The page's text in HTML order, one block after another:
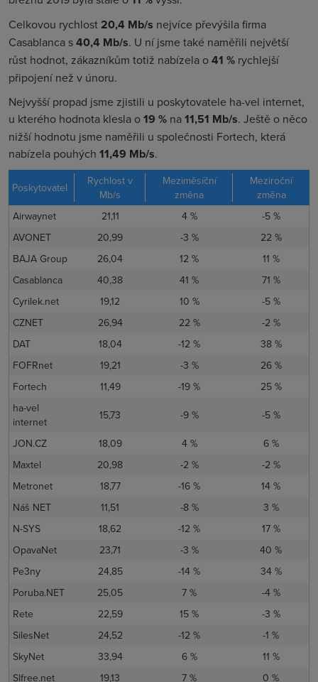
Celkovou rychlost20,4 Mb/s nejvíce převýšila firma
Casablanca s40,4 Mb/s. U ní jsme také naměřili největší
růst hodnot, zákazníkům totiž nabízela o41 % rychlejší
připojení než v únoru.
Nejvyšší propad jsme zjistili u poskytovatele ha-vel internet,
u kterého hodnota klesla o19 % na11,51 Mb/s. Ještě o něco
nižší hodnotu jsme naměřili u společnosti Fortech, která
nabízela pouhých 11,49 Mb/s.
Poskytovatel
Rychlost v
Mb/s
Meziměsíční
změna
Meziroční
změna
Airwaynet
21,11 4 %
-5 %
AVONET
20,99 -3 %
22 %
BAJA Group
26,04 12 %
11 %
Casablanca
40,38 41 %
71 %
Cyrilek.net
19,12 10 %
-5 %
CZNET
26,94 22 %
-2 %
DAT
18,04 -12 %
38 %
FOFRnet
19,21 -3 %
26 %
Fortech
11,49 -19 %
25 %
ha-vel
internet
15,73 -9 %
-5 %
JON.CZ
18,09 4 %
6 %
Maxtel
20,98 -2 %
-2 %
Metronet
18,77 -16 %
14 %
Náš NET
11,51 -8 %
3 %
N-SYS
18,62 -12 %
17 %
OpavaNet
23,71 -3 %
40 %
Pe3ny
24,85 -14 %
34 %
Poruba.NET
25,05 7 %
-4 %
Rete
22,59 15 %
-3 %
SilesNet
24,52 -12 %
-1 %
SkyNet
33,94 6 %
11 %
Slfree.net
19,13 7 %
0 %